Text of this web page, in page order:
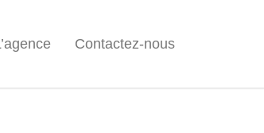
Contactez-nous